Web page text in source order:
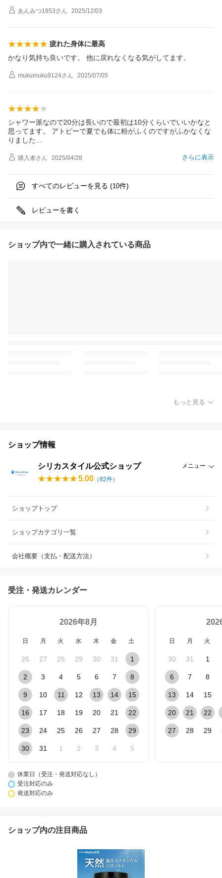
あんみつ1953さん 2025/12/03
疲れた身体に最高
かなり気持ち良いです。 他に戻れなくなる気がしてます。
mukumuku9124さん 2025/07/05
シャワー派なので20分は長いので最初は10分くらいでいいかなと
思ってます。 アトピーで夏でも体に粉がふくのですがふかなくな
りました
さらに表示
購入者さん 2025/04/28
すべてのレビューを見る (10件)
レビューを書く
ショップ内で一緒に購入されている商品
もっと見る
ショップ情報
シリカスタイル公式ショップ メニュー
5.00 （82件）
ショップトップ
ショップカテゴリ一覧
会社概要（支払・配送方法）
受注・発送カレンダー
2026年8月
日 月 火 水 木 金 土
26 27 28 29 30 31 1
2 3 4 5 6 7 8
9 10 11 12 13 14 15
16 17 18 19 20 21 22
23 24 25 26 27 28 29
30 31 1 2 3 4 5
日 月 火
30 31 1
6 7 8
13 14 15
20 21 22
27 28 29
休業日（受注・発送対応なし）
受注対応のみ
発送対応のみ
ショップ内の注目商品